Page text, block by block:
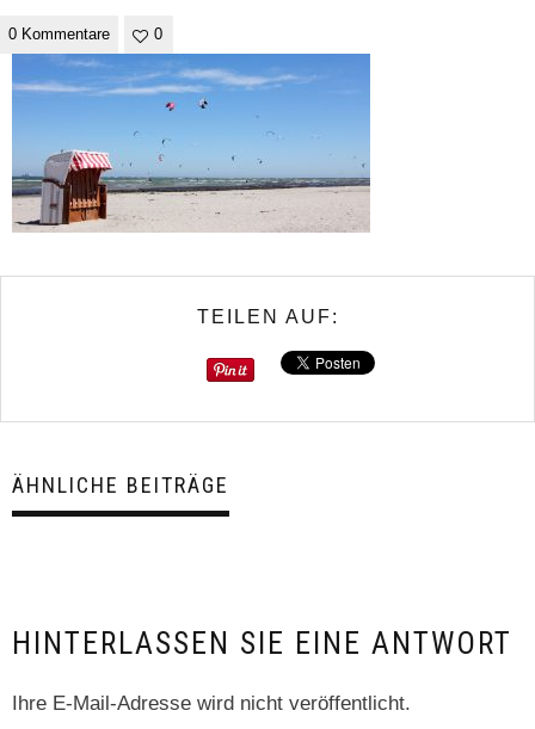
0 Kommentare 0
TEILEN AUF:
ÄHNLICHE BEITRÄGE
HINTERLASSEN SIE EINE ANTWORT
Ihre E-Mail-Adresse wird nicht veröffentlicht.